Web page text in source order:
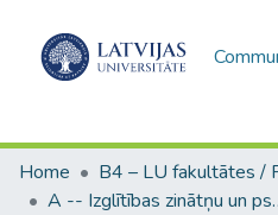
Home
A -- Izglītības zinātņu un